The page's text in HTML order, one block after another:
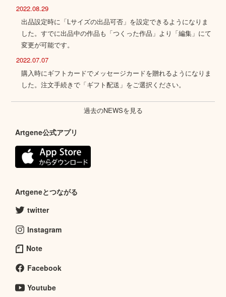
2022.08.29
出品設定時に「Lサイズの出品可否」を設定できるようになりま
した。すでに出品中の作品も「つくった作品」より「編集」にて
変更が可能です。
2022.07.07
購入時にギフトカードでメッセージカードを贈れるようになりま
した。注文手続きで「ギフト配送」をご選択ください。
過去のNEWSを見る
Artgene公式アプリ
Artgeneとつながる
twitter
Instagram
Note
Facebook
Youtube